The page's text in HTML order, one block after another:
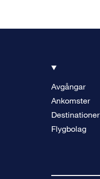
Avgångar
Ankomster
Destinationer
Flygbolag